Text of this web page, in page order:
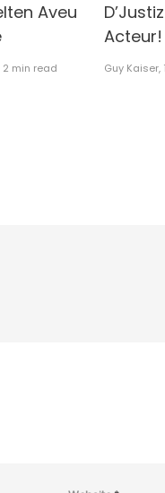
Aveu
2 min read
Acteur!
Guy Kaiser,